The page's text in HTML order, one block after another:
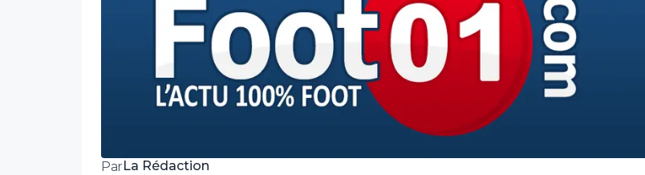
Par La Rédaction